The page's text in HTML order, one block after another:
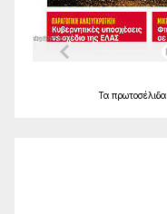
Τα πρωτοσέλιδα